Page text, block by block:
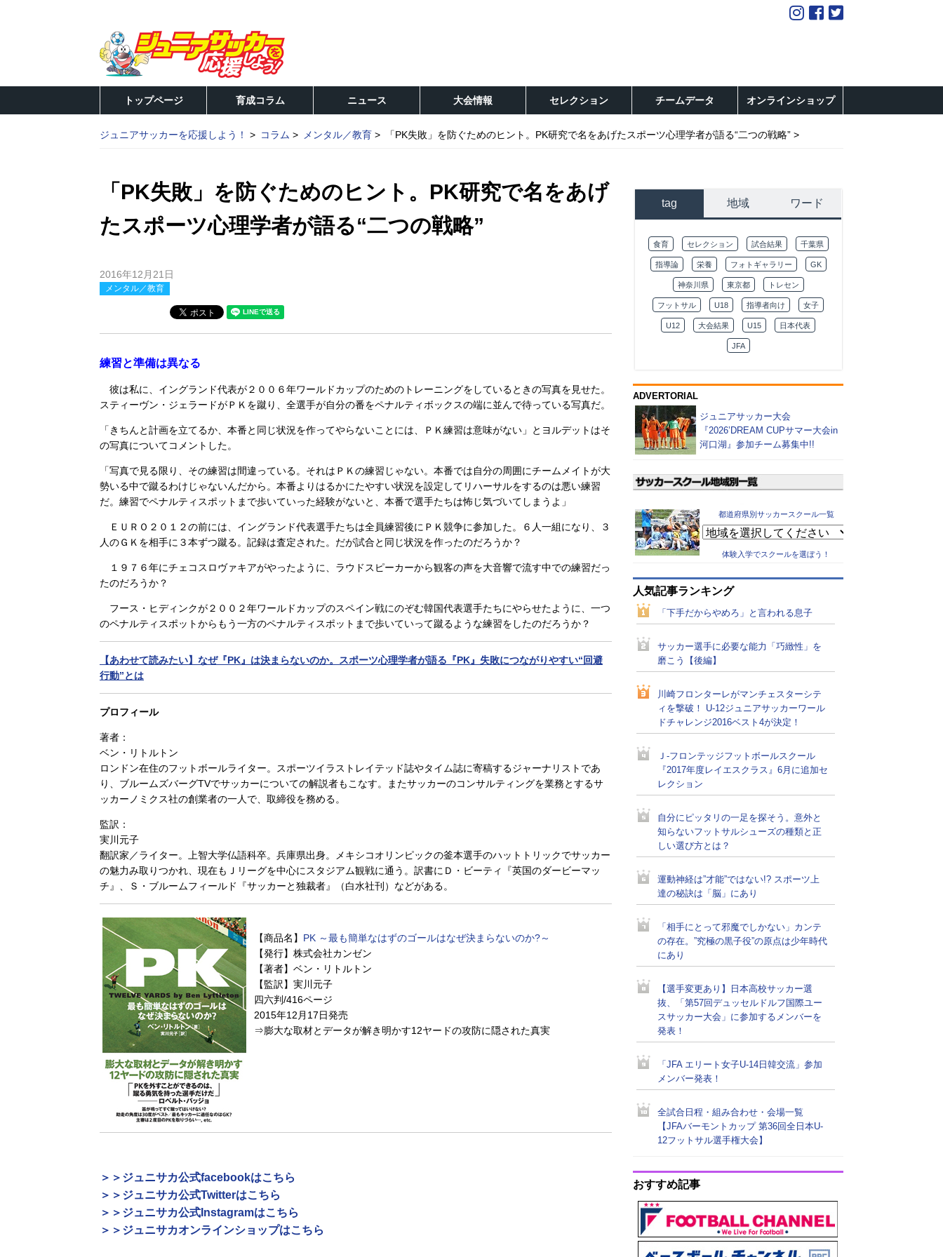
トップページ 育成コラム ニュース 大会情報 セレクション チームデータ オンラインショップ
ジュニアサッカーを応援しよう！ コラム メンタル／教育 「PK失敗」を防ぐためのヒント。PK研究で名をあげたスポーツ心理学者が語る“二つの戦略”
「PK失敗」を防ぐためのヒント。PK研究で名をあげ
たスポーツ心理学者が語る“二つの戦略”
2016年12月21日
メンタル／教育
練習と準備は異なる
彼は私に、イングランド代表が２００６年ワールドカップのためのトレーニングをしているときの写真を見せた。
スティーヴン・ジェラードがＰＫを蹴り、全選手が自分の番をペナルティボックスの端に並んで待っている写真だ。
「きちんと計画を立てるか、本番と同じ状況を作ってやらないことには、ＰＫ練習は意味がない」とヨルデットはそ
の写真についてコメントした。
「写真で見る限り、その練習は間違っている。それはＰＫの練習じゃない。本番では自分の周囲にチームメイトが大
勢いる中で蹴るわけじゃないんだから。本番よりはるかにたやすい状況を設定してリハーサルをするのは悪い練習
だ。練習でペナルティスポットまで歩いていった経験がないと、本番で選手たちは怖じ気づいてしまうよ」
ＥＵＲＯ２０１２の前には、イングランド代表選手たちは全員練習後にＰＫ競争に参加した。６人一組になり、３
人のＧＫを相手に３本ずつ蹴る。記録は査定された。だが試合と同じ状況を作ったのだろうか？
１９７６年にチェコスロヴァキアがやったように、ラウドスピーカーから観客の声を大音響で流す中での練習だっ
たのだろうか？
フース・ヒディンクが２００２年ワールドカップのスペイン戦にのぞむ韓国代表選手たちにやらせたように、一つ
のペナルティスポットからもう一方のペナルティスポットまで歩いていって蹴るような練習をしたのだろうか？
【あわせて読みたい】なぜ『PK』は決まらないのか。スポーツ心理学者が語る『PK』失敗につながりやすい“回避
行動”とは
プロフィール
著者：
ベン・リトルトン
ロンドン在住のフットボールライター。スポーツイラストレイテッド誌やタイム誌に寄稿するジャーナリストであ
り、ブルームズバーグTVでサッカーについての解説者もこなす。またサッカーのコンサルティングを業務とするサ
ッカーノミクス社の創業者の一人で、取締役を務める。
監訳：
実川元子
翻訳家／ライター。上智大学仏語科卒。兵庫県出身。メキシコオリンピックの釜本選手のハットトリックでサッカー
の魅力み取りつかれ、現在もＪリーグを中心にスタジアム観戦に通う。訳書にＤ・ビーティ『英国のダービーマッ
チ』、Ｓ・ブルームフィールド『サッカーと独裁者』（白水社刊）などがある。
【商品名】 PK ～最も簡単なはずのゴールはなぜ決まらないのか?～
【発行】株式会社カンゼン
【著者】ベン・リトルトン
【監訳】実川元子
四六判/416ページ
2015年12月17日発売
⇒膨大な取材とデータが解き明かす12ヤードの攻防に隠された真実
＞＞ジュニサカ公式facebookはこちら
＞＞ジュニサカ公式Twitterはこちら
＞＞ジュニサカ公式Instagramはこちら
＞＞ジュニサカオンラインショップはこちら
tag 地域 ワード
食育 セレクション 試合結果 千葉県
指導論 栄養 フォトギャラリー GK
神奈川県 東京都 トレセン
フットサル U18 指導者向け 女子
U12 大会結果 U15 日本代表
JFA
ADVERTORIAL
ジュニアサッカー大会
『2026’DREAM CUPサマー大会in
河口湖』参加チーム募集中!!
都道府県別サッカースクール一覧
体験入学でスクールを選ぼう！
人気記事ランキング
「下手だからやめろ」と言われる息子
サッカー選手に必要な能力「巧緻性」を
磨こう【後編】
川崎フロンターレがマンチェスターシテ
ィを撃破！ U-12ジュニアサッカーワール
ドチャレンジ2016ベスト4が決定！
Ｊ-フロンテッジフットボールスクール
『2017年度レイエスクラス』6月に追加セ
レクション
自分にピッタリの一足を探そう。意外と
知らないフットサルシューズの種類と正
しい選び方とは？
運動神経は”才能”ではない!? スポーツ上
達の秘訣は「脳」にあり
「相手にとって邪魔でしかない」カンテ
の存在。”究極の黒子役”の原点は少年時代
にあり
【選手変更あり】日本高校サッカー選
抜、「第57回デュッセルドルフ国際ユー
スサッカー大会」に参加するメンバーを
発表！
「JFA エリート女子U-14日韓交流」参加
メンバー発表！
全試合日程・組み合わせ・会場一覧
【JFAバーモントカップ 第36回全日本U-
12フットサル選手権大会】
おすすめ記事